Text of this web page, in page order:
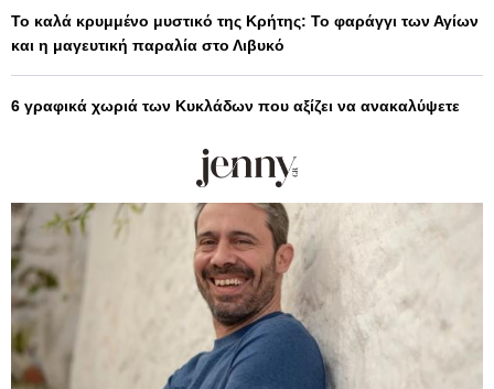
Το καλά κρυμμένο μυστικό της Κρήτης: Το φαράγγι των Αγίων
και η μαγευτική παραλία στο Λιβυκό
6 γραφικά χωριά των Κυκλάδων που αξίζει να ανακαλύψετε